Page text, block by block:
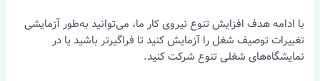
با ادامه هدف افزایش تنوع نیروی کار ما، می‌توانید به‌طور آزمایشی
تغییرات توصیف شغل را آزمایش کنید تا فراگیرتر باشید یا در
نمایشگاه‌های شغلی تنوع شرکت کنید.